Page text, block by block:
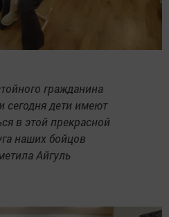
гражданина
сегодня дети имеют
в этой прекрасной
наших бойцов
Айгуль